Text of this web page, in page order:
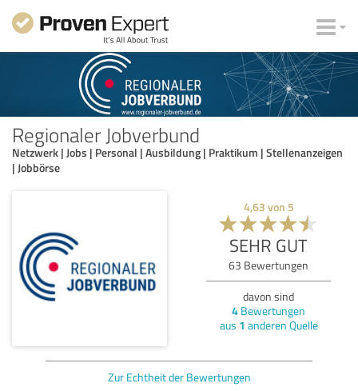
Regionaler Jobverbund
Netzwerk | Jobs | Personal | Ausbildung | Praktikum | Stellenanzeigen
| Jobbörse
4,63 von 5
SEHR GUT
63 Bewertungen
davon sind
4 Bewertungen
aus 1 anderen Quelle
Zur Echtheit der Bewertungen